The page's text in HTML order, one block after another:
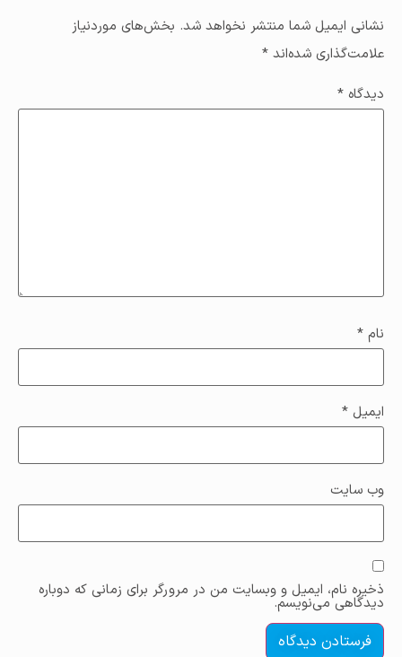
نشانی ایمیل شما منتشر نخواهد شد. بخش‌های موردنیاز
علامت‌گذاری شده‌اند *
دیدگاه *
نام *
ایمیل *
وب‌ سایت
ذخیره نام، ایمیل و وبسایت من در مرورگر برای زمانی که دوباره
دیدگاهی می‌نویسم.